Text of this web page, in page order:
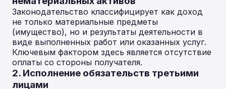
Законодательство классифицирует как доход
не только материальные предметы
(имущество), но и результаты деятельности в
виде выполненных работ или оказанных услуг.
Ключевым фактором здесь является отсутствие
оплаты со стороны получателя.
2. Исполнение обязательств третьими
лицами